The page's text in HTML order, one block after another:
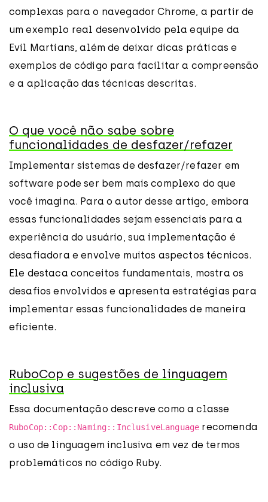
complexas para o navegador Chrome, a partir de
um exemplo real desenvolvido pela equipe da
Evil Martians, além de deixar dicas práticas e
exemplos de código para facilitar a compreensão
e a aplicação das técnicas descritas.
O que você não sabe sobre
funcionalidades de desfazer/refazer
Implementar sistemas de desfazer/refazer em
software pode ser bem mais complexo do que
você imagina. Para o autor desse artigo, embora
essas funcionalidades sejam essenciais para a
experiência do usuário, sua implementação é
desafiadora e envolve muitos aspectos técnicos.
Ele destaca conceitos fundamentais, mostra os
desafios envolvidos e apresenta estratégias para
implementar essas funcionalidades de maneira
eficiente.
RuboCop e sugestões de linguagem
inclusiva
Essa documentação descreve como a classe
RuboCop::Cop::Naming::InclusiveLanguage recomenda
o uso de linguagem inclusiva em vez de termos
problemáticos no código Ruby.